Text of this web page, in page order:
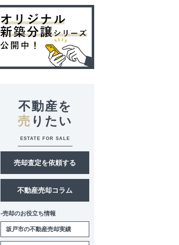
不動産を
売 りたい
ESTATE FOR SALE
売却査定を依頼する
不動産売却コラム
-売却のお役立ち情報
坂戸市の不動産売却実績